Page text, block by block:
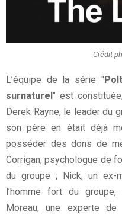
Crédit
L’équipe de la série "
surnaturel" est
Derek Rayne, le leader du
son père en était déjà
posséder des dons de
Corrigan, psychologue de
du groupe ; Nick, un ex-
l’homme fort du
Moreau, une experte